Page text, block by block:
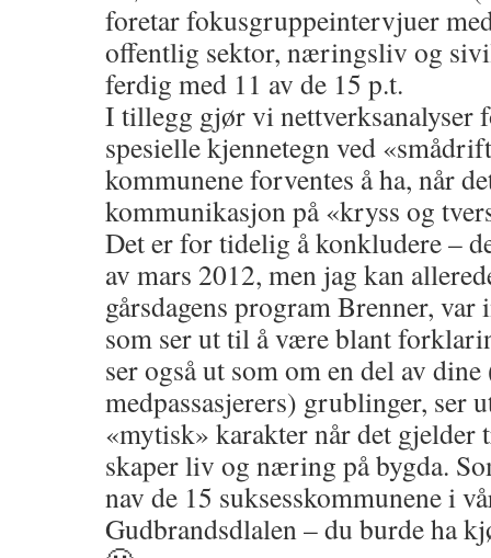
foretar fokusgruppeintervjuer
offentlig sektor, næringsliv og
ferdig med 11 av de 15 p.t.
I tillegg gjør vi nettverksanalyser
spesielle kjennetegn ved
kommunene forventes å ha, når
kommunikasjon på «kryss og
Det er for tidelig å konkludere –
av mars 2012, men jag kan
gårsdagens program Brenner,
som ser ut til å være blant
ser også ut som om en del av
medpassasjerers) grublinger, ser
«mytisk» karakter når det gjelder
skaper liv og næring på bygda.
nav de 15 suksesskommunene i
Gudbrandsdlalen – du burde ha